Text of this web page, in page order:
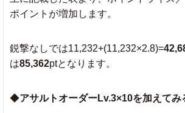
ポイントが増加します。
鋭撃なしでは11,232+(11,232×2.8)=
は85,362ptとなります。
◆アサルトオーダーLv.3×10を加えてみ